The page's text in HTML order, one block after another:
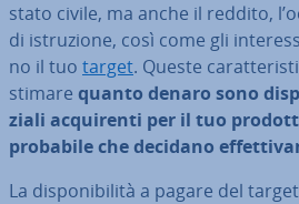
stato civile, ma anche il reddito,
di istru­zio­ne, così come gli
no il tuo target. Queste
stimare quanto denaro sono
zia­li ac­qui­ren­ti per il tuo
probabile che decidano
La di­spo­ni­bi­li­tà a pagare del